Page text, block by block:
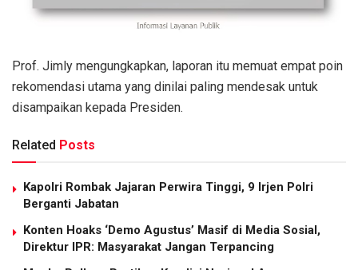
Prof. Jimly mengungkapkan, laporan itu memuat empat poin
rekomendasi utama yang dinilai paling mendesak untuk
disampaikan kepada Presiden.
Related Posts
Kapolri Rombak Jajaran Perwira Tinggi, 9 Irjen Polri
Berganti Jabatan
Konten Hoaks ‘Demo Agustus’ Masif di Media Sosial,
Direktur IPR: Masyarakat Jangan Terpancing